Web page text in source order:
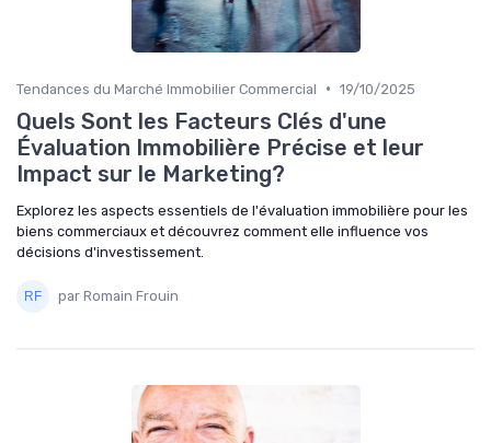
Tendances du Marché Immobilier Commercial • 19/10/2025
Quels Sont les Facteurs Clés d'une
Évaluation Immobilière Précise et leur
Impact sur le Marketing?
Explorez les aspects essentiels de l'évaluation immobilière pour les
biens commerciaux et découvrez comment elle influence vos
décisions d'investissement.
par Romain Frouin